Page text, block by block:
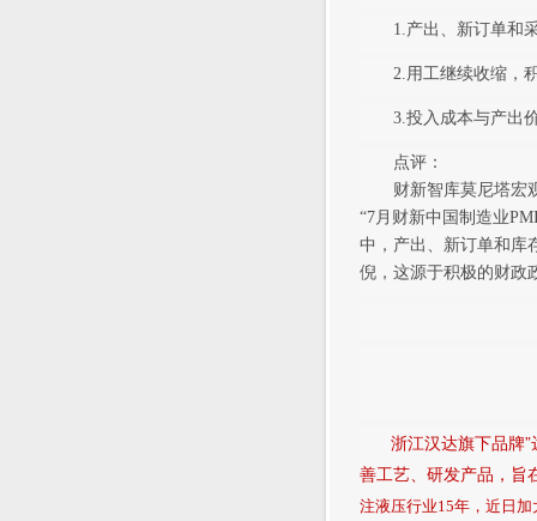
1.产出、新订单和采
2.用工继续收缩，积
3.投入成本与产出价
点评：
财新智库莫尼塔宏观
“7月财新中国制造业
中，产出、新订单和库
倪，这源于积极的财政
浙江汉达旗下品牌”
善工艺、研发产品，旨
注液压行业15年，近日